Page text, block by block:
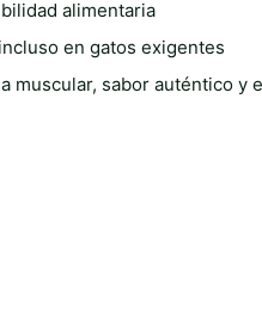
alimentaria
en gatos exigentes
muscular, sabor auténtico y